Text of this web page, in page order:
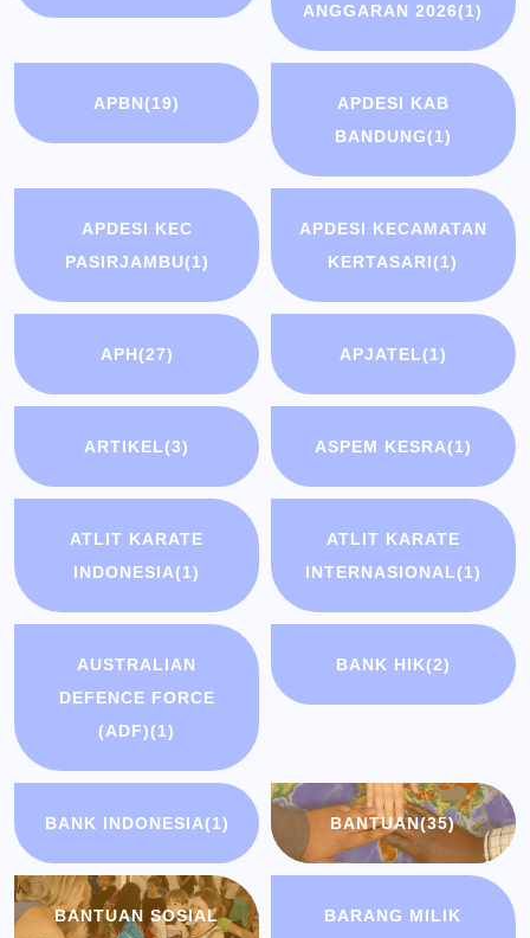
ANGGARAN 2026(1)
APBN(19)
APDESI KAB
BANDUNG(1)
APDESI KEC
PASIRJAMBU(1)
APDESI KECAMATAN
KERTASARI(1)
APH(27) APJATEL(1)
ARTIKEL(3) ASPEM KESRA(1)
ATLIT KARATE
INDONESIA(1)
ATLIT KARATE
INTERNASIONAL(1)
AUSTRALIAN
DEFENCE FORCE
(ADF)(1)
BANK HIK(2)
BANK INDONESIA(1) BANTUAN(35)
BANTUAN SOSIAL
BARANG MILIK